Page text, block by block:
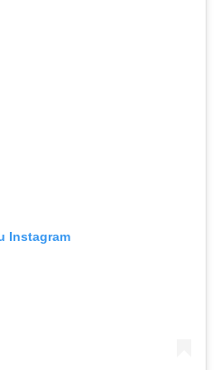
Instagram